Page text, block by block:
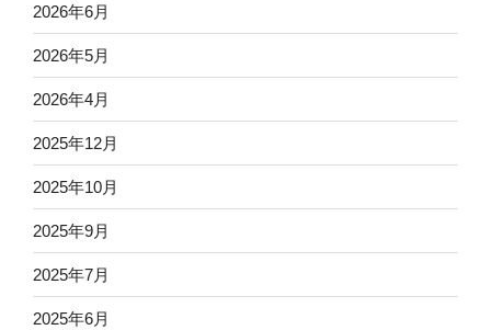
2026年6月
2026年5月
2026年4月
2025年12月
2025年10月
2025年9月
2025年7月
2025年6月